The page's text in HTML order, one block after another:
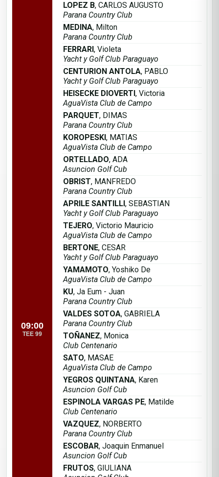
09:00
TEE 99
LOPEZ B, CARLOS AUGUSTO
Parana Country Club
MEDINA, Milton
Parana Country Club
FERRARI , Violeta
Yacht y Golf Club Paraguayo
CENTURION ANTOLA, PABLO
Yacht y Golf Club Paraguayo
HEISECKE DIOVERTI , Victoria
AguaVista Club de Campo
PARQUET, DIMAS
Parana Country Club
KOROPESKI , MATIAS
AguaVista Club de Campo
ORTELLADO, ADA
Asuncion Golf Cub
OBRIST, MANFREDO
Parana Country Club
APRILE SANTILLI , SEBASTIAN
Yacht y Golf Club Paraguayo
TEJERO, Victorio Mauricio
AguaVista Club de Campo
BERTONE, CESAR
Yacht y Golf Club Paraguayo
YAMAMOTO, Yoshiko De
AguaVista Club de Campo
KU, Ja Eum - Juan
Parana Country Club
VALDES SOTOA, GABRIELA
Parana Country Club
TOÑANEZ, Monica
Club Centenario
SATO, MASAE
AguaVista Club de Campo
YEGROS QUINTANA, Karen
Asuncion Golf Cub
ESPINOLA VARGAS PE, Matilde
Club Centenario
VAZQUEZ, NORBERTO
Parana Country Club
ESCOBAR, Joaquin Enmanuel
Asuncion Golf Cub
FRUTOS, GIULIANA